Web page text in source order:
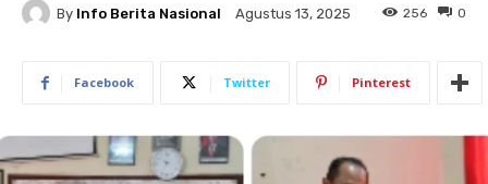
By Info Berita Nasional Agustus 13, 2025 0
256
Facebook Twitter Pinterest